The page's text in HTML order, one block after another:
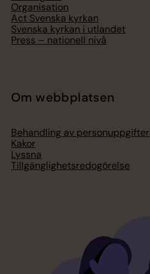
Organisation
Act Svenska kyrkan
Svenska kyrkan i utlandet
Press – nationell nivå
Om webbplatsen
Behandling av personuppgifter
Kakor
Lyssna
Tillgänglighetsredogörelse